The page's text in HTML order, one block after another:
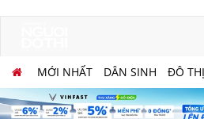
MỚI NHẤT DÂN SINH ĐÔ THỊ